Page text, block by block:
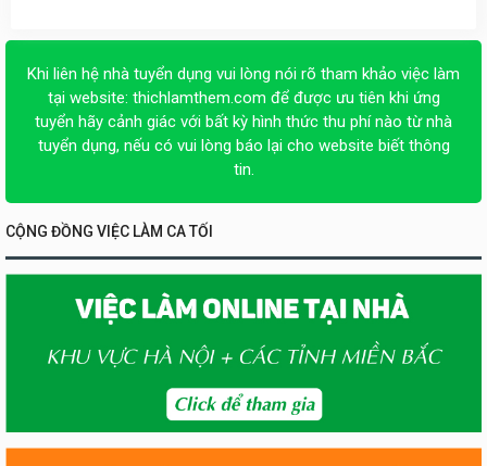
Khi liên hệ nhà tuyển dụng vui lòng nói rõ tham khảo việc làm
tại website: thichlamthem.com để được ưu tiên khi ứng
tuyển hãy cảnh giác với bất kỳ hình thức thu phí nào từ nhà
tuyển dụng, nếu có vui lòng báo lại cho website biết thông
tin.
CỘNG ĐỒNG VIỆC LÀM CA TỐI